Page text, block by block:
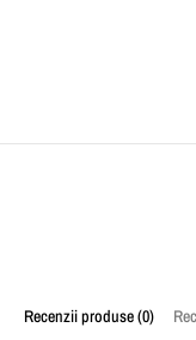
Recenzii produse (0)